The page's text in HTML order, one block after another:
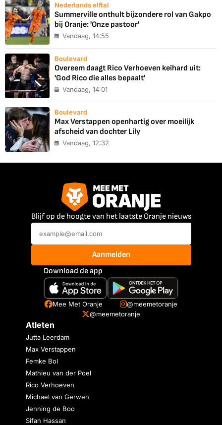
Nederlands elftal
Summerville onthult bijzondere rol van Gakpo
bij Oranje: 'Onze pastoor'
Vandaag, 14:55
Boulevard
Overeem daagt Rico Verhoeven keihard uit:
'God Rico die alles bepaalt'
Vandaag, 14:01
Boulevard
Max Verstappen openhartig over moeilijk
afscheid van dochter Lily
Vandaag, 12:32
Blijf op de hoogte van het laatste Oranje nieuws
Aanmelden
Download de app
Mee Met Oranje
@meemetoranje
@meemetoranje
Atleten
Jutta Leerdam
Max Verstappen
Femke Bol
Mathieu van der Poel
Rico Verhoeven
Michael van Gerwen
Jenning de Boo
Sifan Hassan